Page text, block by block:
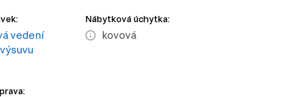
vedení
Nábytková úchytka:
kovová